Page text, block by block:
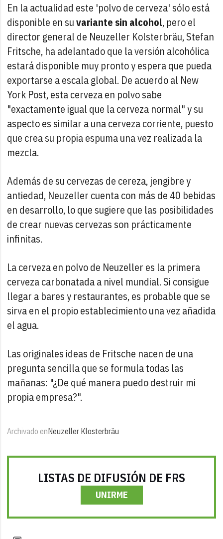
En la actualidad este 'polvo de cerveza' sólo está
disponible en suvariante sin alcohol, pero el
director general de Neuzeller Kolsterbräu, Stefan
Fritsche, ha adelantado que la versión alcohólica
estará disponible muy pronto y espera que pueda
exportarse a escala global. De acuerdo al New
York Post, esta cerveza en polvo sabe
"exactamente igual que la cerveza normal" y su
aspecto es similar a una cerveza corriente, puesto
que crea su propia espuma una vez realizada la
mezcla.
Además de su cervezas de cereza, jengibre y
antiedad, Neuzeller cuenta con más de 40 bebidas
en desarrollo, lo que sugiere que las posibilidades
de crear nuevas cervezas son prácticamente
infinitas.
La cerveza en polvo de Neuzeller es la primera
cerveza carbonatada a nivel mundial. Si consigue
llegar a bares y restaurantes, es probable que se
sirva en el propio establecimiento una vez añadida
el agua.
Las originales ideas de Fritsche nacen de una
pregunta sencilla que se formula todas las
mañanas: "¿De qué manera puedo destruir mi
propia empresa?".
Archivado enNeuzeller Klosterbräu
LISTAS DE DIFUSIÓN DE FRS
UNIRME